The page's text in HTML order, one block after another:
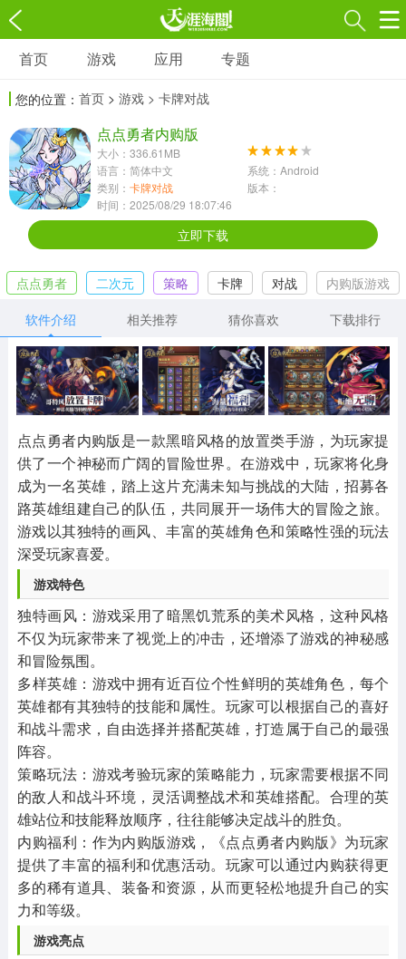
游戏
3697款应用
1597款应用
休闲益智
13387款应用
2196款应用
1072款应用
418款应用
568款应用
音乐舞蹈
269款应用
2716款应用
515款应用
其他
1654款应用
游戏助手
515款应用
MOD游戏
1056款应用
首页 游戏 应用 专题
您的位置： 首页 > 游戏 > 卡牌对战
点点勇者内购版
大小：336.61MB
语言：简体中文
系统：Android
类别： 卡牌对战
版本：
时间：2025/08/29 18:07:46
立即下载
点点勇者 二次元 策略 卡牌 对战
内购版游戏
软件介绍
相关推荐 猜你喜欢 下载排行
点点勇者内购版是一款黑暗风格的放置类手游，为玩家提
供了一个神秘而广阔的冒险世界。在游戏中，玩家将化身
成为一名英雄，踏上这片充满未知与挑战的大陆，招募各
路英雄组建自己的队伍，共同展开一场伟大的冒险之旅。
游戏以其独特的画风、丰富的英雄角色和策略性强的玩法
深受玩家喜爱。
‌游戏特色‌
‌独特画风‌：游戏采用了暗黑饥荒系的美术风格，这种风格
不仅为玩家带来了视觉上的冲击，还增添了游戏的神秘感
和冒险氛围。
‌多样英雄‌：游戏中拥有近百位个性鲜明的英雄角色，每个
英雄都有其独特的技能和属性。玩家可以根据自己的喜好
和战斗需求，自由选择并搭配英雄，打造属于自己的最强
阵容。
‌策略玩法‌：游戏考验玩家的策略能力，玩家需要根据不同
的敌人和战斗环境，灵活调整战术和英雄搭配。合理的英
雄站位和技能释放顺序，往往能够决定战斗的胜负。
‌内购福利‌：作为内购版游戏，《点点勇者内购版》为玩家
提供了丰富的福利和优惠活动。玩家可以通过内购获得更
多的稀有道具、装备和资源，从而更轻松地提升自己的实
力和等级。
‌游戏亮点‌